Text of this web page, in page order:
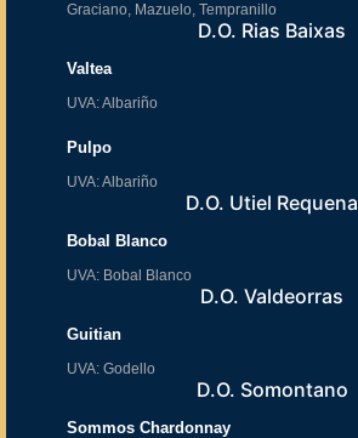
Graciano, Mazuelo, Tempranillo
D.O. Rias Baixas
Valtea
UVA: Albariño
Pulpo
UVA: Albariño
D.O. Utiel Requena
Bobal Blanco
UVA: Bobal Blanco
D.O. Valdeorras
Guitian
UVA: Godello
D.O. Somontano
Sommos Chardonnay